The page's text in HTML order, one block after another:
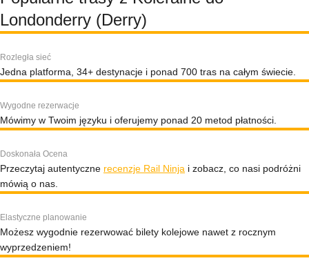
Londonderry (Derry)
Rozległa sieć
Jedna platforma, 34+ destynacje i ponad 700 tras na całym świecie.
Wygodne rezerwacje
Mówimy w Twoim języku i oferujemy ponad 20 metod płatności.
Doskonała Ocena
Przeczytaj autentyczne recenzje Rail Ninja i zobacz, co nasi podróżni
mówią o nas.
Elastyczne planowanie
Możesz wygodnie rezerwować bilety kolejowe nawet z rocznym
wyprzedzeniem!